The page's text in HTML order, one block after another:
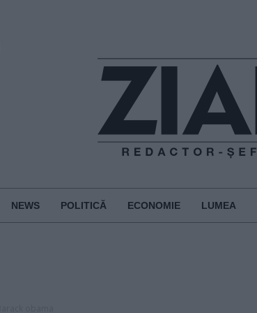
NEWS POLITICĂ ECONOMIE LUMEA